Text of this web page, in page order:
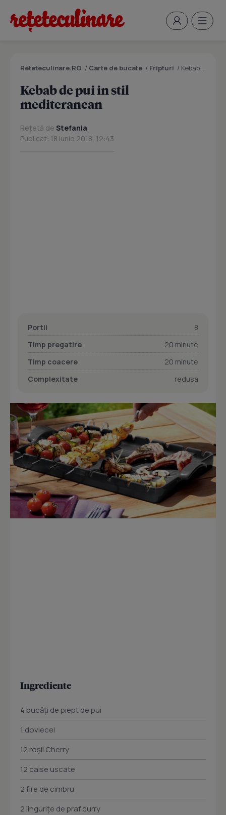
Reteteculinare.RO / Carte de bucate / Fripturi / Kebab de pui in stil mediteranean
Kebab de pui in stil
mediteranean
Rețetă de Stefania
Publicat: 18 Iunie 2018, 12:43
Portii
8
Timp pregatire
20 minute
Timp coacere
20 minute
Complexitate
redusa
Ingrediente
4 bucăți de piept de pui
1 dovlecel
12 roșii Cherry
12 caise uscate
2 fire de cimbru
2 lingurițe de praf curry